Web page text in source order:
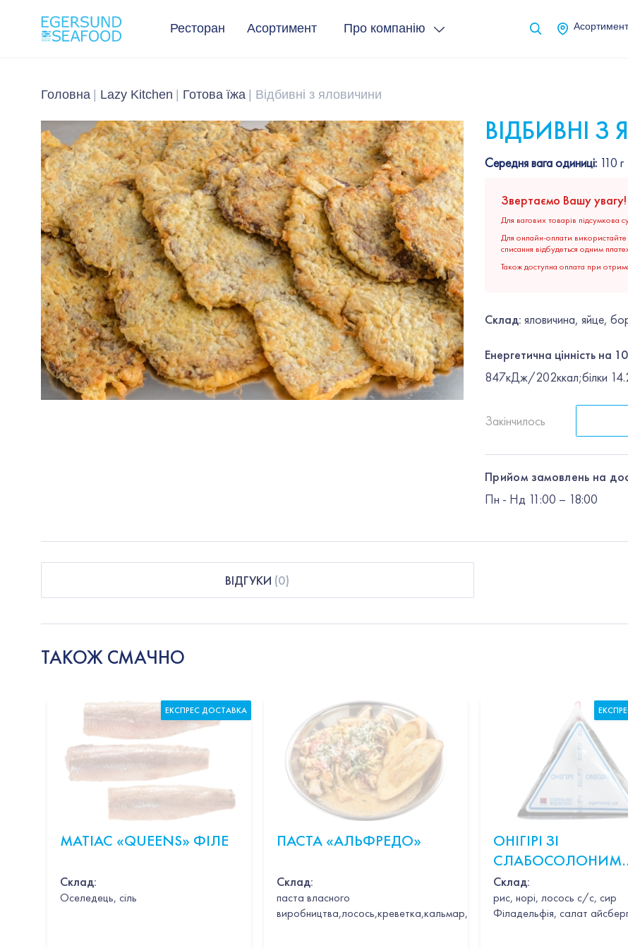
Ресторан Асортимент Про компанію
Головна Lazy Kitchen Готова їжа Відбивні з яловичини
ВІДБИВНІ
Середня вага одиниці: 110 г
Звертаємо Вашу увагу!
Для вагових товарів підсумкова
Для онлайн-оплати
списання відбудеться одним
Також доступна оплата при
Склад: яловичина, яйце,
Енергетична цінність на
847кДж/202ккал;білки
Закінчилось
Прийом замовлень на
Пн - Нд 11:00 – 18:00
ВІДГУКИ (0)
ТАКОЖ СМАЧНО
МАТІАС «QUEENS» ФІЛЕ
Склад:
Оселедець, сіль
ЕКСПРЕС ДОСТАВКА
ПАСТА «АЛЬФРЕДО»
Склад:
паста власного
ОНІГІРІ ЗІ
СЛАБОСОЛОНИМ
ЛОСОСЕМ
Склад:
рис, норі, лосось с/с, сир
Філадельфія, салат